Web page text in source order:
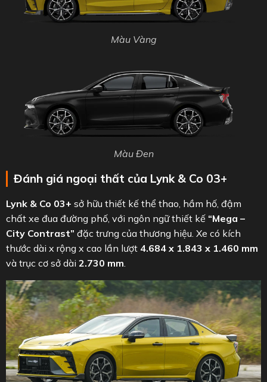
Màu Vàng
Màu Đen
Đánh giá ngoại thất của Lynk & Co 03+
Lynk & Co 03+ sở hữu thiết kế thể thao, hầm hố, đậm
chất xe đua đường phố, với ngôn ngữ thiết kế “Mega –
City Contrast” đặc trưng của thương hiệu. Xe có kích
thước dài x rộng x cao lần lượt 4.684 x 1.843 x 1.460 mm
và trục cơ sở dài 2.730 mm